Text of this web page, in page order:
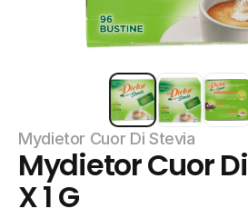
Mydietor Cuor Di Stevia
Mydietor Cuor
X 1 G